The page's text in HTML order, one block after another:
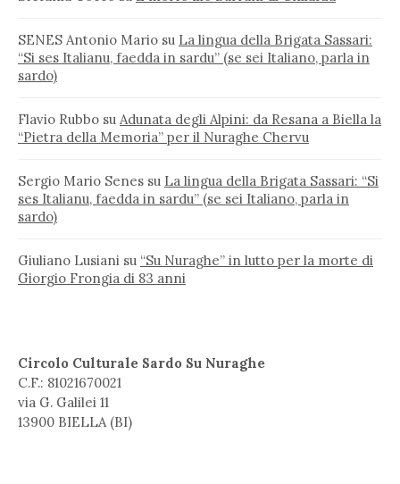
SENES Antonio Mario su La lingua della Brigata Sassari:
“Si ses Italianu, faedda in sardu” (se sei Italiano, parla in
sardo)
Flavio Rubbo su Adunata degli Alpini: da Resana a Biella la
“Pietra della Memoria” per il Nuraghe Chervu
Sergio Mario Senes su La lingua della Brigata Sassari: “Si
ses Italianu, faedda in sardu” (se sei Italiano, parla in
sardo)
Giuliano Lusiani su “Su Nuraghe” in lutto per la morte di
Giorgio Frongia di 83 anni
Circolo Culturale Sardo Su Nuraghe
C.F.: 81021670021
via G. Galilei 11
13900 BIELLA (BI)